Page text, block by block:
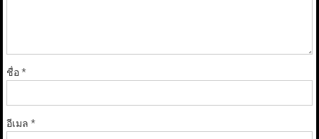
ชื่อ*
อีเมล *